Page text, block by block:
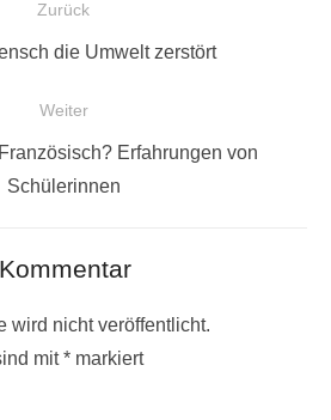
Zurück
die Umwelt zerstört
Weiter
Erfahrungen von
Schülerinnen
wird nicht veröffentlicht.
mit* markiert